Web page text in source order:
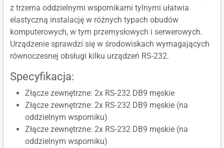
z trzema oddzielnymi wspornikami tylnymi ułatwia
elastyczną instalację w różnych typach obudów
komputerowych, w tym przemysłowych i serwerowych.
Urządzenie sprawdzi się w środowiskach wymagających
równoczesnej obsługi kilku urządzeń RS-232.
Specyfikacja:
Złącze zewnętrzne: 2x RS-232 DB9 męskie
Złącze zewnętrzne: 2x RS-232 DB9 męskie (na
oddzielnym wsporniku)
Złącze zewnętrzne: 2x RS-232 DB9 męskie (na
oddzielnym wsporniku)